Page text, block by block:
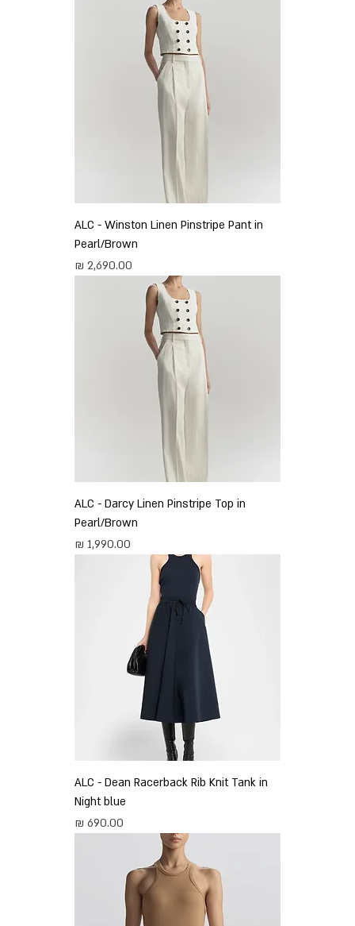
ALC - Winston Linen Pinstripe Pant in
Pearl/Brown
מחיר
ALC - Darcy Linen Pinstripe Top in
Pearl/Brown
מחיר
ALC - Dean Racerback Rib Knit Tank in
Night blue
מחיר